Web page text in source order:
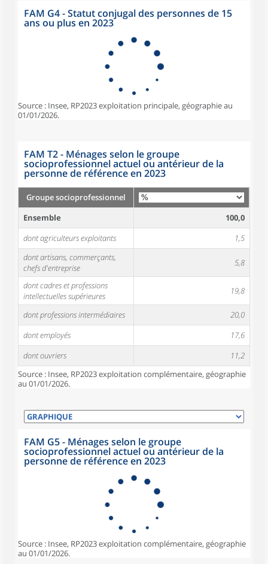
FAM G4 - Statut conjugal des personnes de 15
ans ou plus en 2023
Source : Insee, RP2023 exploitation principale, géographie au
01/01/2026.
FAM T2 - Ménages selon le groupe
socioprofessionnel actuel ou antérieur de la
personne de référence en 2023
Groupe socioprofessionnel
Ensemble
100,0
dont agriculteurs exploitants
1,5
dont artisans, commerçants,
chefs d'entreprise
5,8
dont cadres et professions
intellectuelles supérieures
19,8
dont professions intermédiaires
20,0
dont employés
17,6
dont ouvriers
11,2
Source : Insee, RP2023 exploitation complémentaire, géographie
au 01/01/2026.
FAM G5 - Ménages selon le groupe
socioprofessionnel actuel ou antérieur de la
personne de référence en 2023
Source : Insee, RP2023 exploitation complémentaire, géographie
au 01/01/2026.